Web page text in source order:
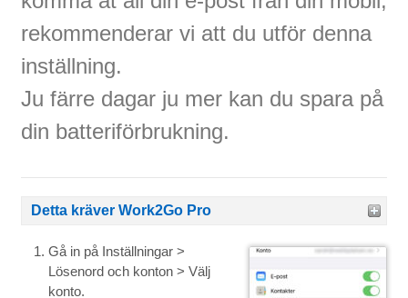
rekommenderar vi att du utför denna
inställning.
Ju färre dagar ju mer kan du spara på
din batteriförbrukning.
Detta kräver Work2Go Pro
Gå in på Inställningar >
Lösenord och konton > Välj
konto.